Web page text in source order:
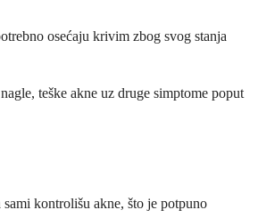
osećaju krivim zbog svog stanja
teške akne uz druge simptome poput
kontrolišu akne, što je potpuno